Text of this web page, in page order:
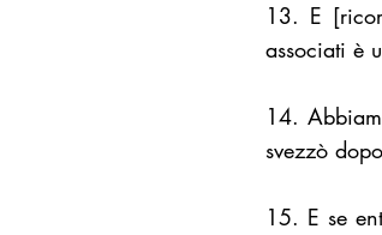
13. E
associati è
14.
svezzò
15. E se